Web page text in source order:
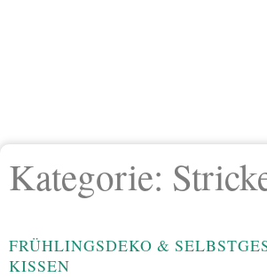
Kategorie:
FRÜHLINGSDEKO &
KISSEN